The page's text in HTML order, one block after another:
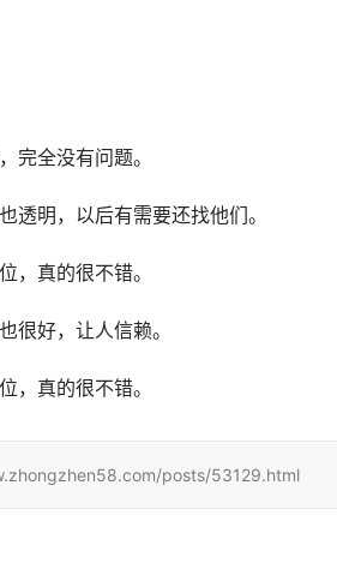
完全没有问题。
透明，以后有需要还找他们。
，真的很不错。
很好，让人信赖。
，真的很不错。
posts/53129.html